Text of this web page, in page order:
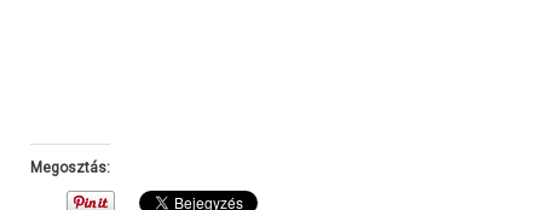
Megosztás: